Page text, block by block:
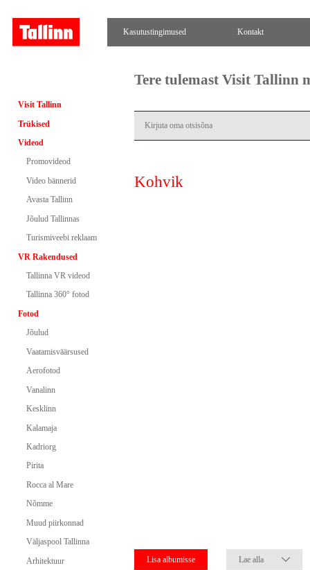
Kasutustingimused Kontakt
Visit Tallinn
Trükised
Videod
Promovideod
Video bännerid
Avasta Tallinn
Jõulud Tallinnas
Turismiveebi reklaam
VR Rakendused
Tallinna VR videod
Tallinna 360° fotod
Fotod
Jõulud
Vaatamisväärsused
Aerofotod
Vanalinn
Kesklinn
Kalamaja
Kadriorg
Pirita
Rocca al Mare
Nõmme
Muud piirkonnad
Väljaspool Tallinna
Arhitektuur
Tere tulemast Visit Tallinn
Kohvik
Lisa albumisse Lae alla